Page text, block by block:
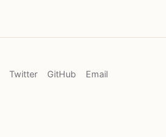
Twitter GitHub Email